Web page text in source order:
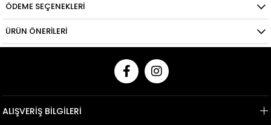
ÖDEME SEÇENEKLERI
ÜRÜN ÖNERILERI
ALIŞVERİŞ BİLGİLERİ